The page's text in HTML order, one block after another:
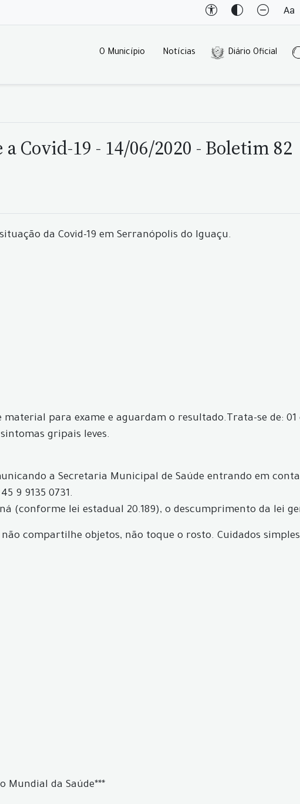
O Município Notícias Diário Oficial
Covid-19 - 14/06/2020 - Boletim 82
da Covid-19 em Serranópolis do Iguaçu.
para exame e aguardam o resultado.Trata-se de: 01
gripais leves.
a Secretaria Municipal de Saúde entrando em
9 9135 0731.
(conforme lei estadual 20.189), o descumprimento da lei
compartilhe objetos, não toque o rosto. Cuidados
Mundial da Saúde***